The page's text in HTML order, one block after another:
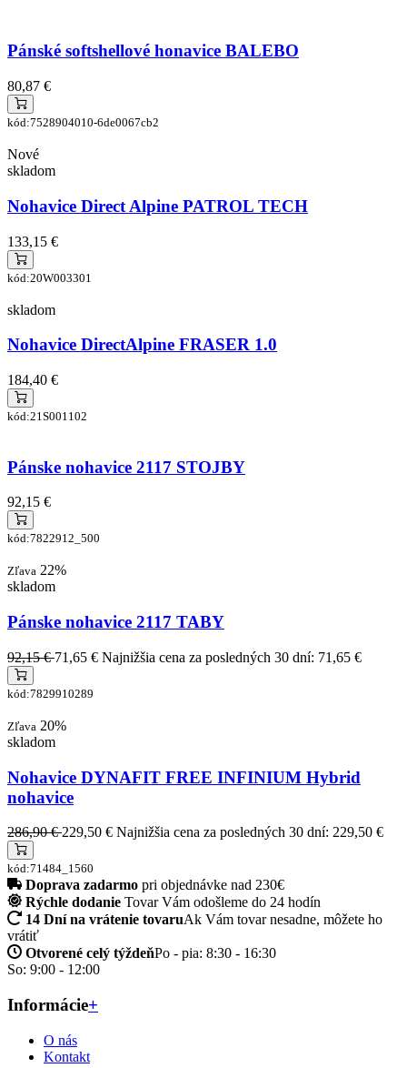
Pánské softshellové honavice BALEBO
80,87 €
kód:7528904010-6de0067cb2
Nové
skladom
Nohavice Direct Alpine PATROL TECH
133,15 €
kód:20W003301
skladom
Nohavice DirectAlpine FRASER 1.0
184,40 €
kód:21S001102
Pánske nohavice 2117 STOJBY
92,15 €
kód:7822912_500
Zľava 22%
skladom
Pánske nohavice 2117 TABY
92,15 €71,65 € Najnižšia cena za posledných 30 dní: 71,65 €
kód:7829910289
Zľava 20%
skladom
Nohavice DYNAFIT FREE INFINIUM Hybrid
nohavice
286,90 €229,50 € Najnižšia cena za posledných 30 dní: 229,50 €
kód:71484_1560
Doprava zadarmo pri objednávke nad 230€
Rýchle dodanie Tovar Vám odošleme do 24 hodín
14 Dní na vrátenie tovaruAk Vám tovar nesadne, môžete ho
vrátiť
Otvorené celý týždeňPo - pia: 8:30 - 16:30
So: 9:00 - 12:00
Informácie+
O nás
Kontakt